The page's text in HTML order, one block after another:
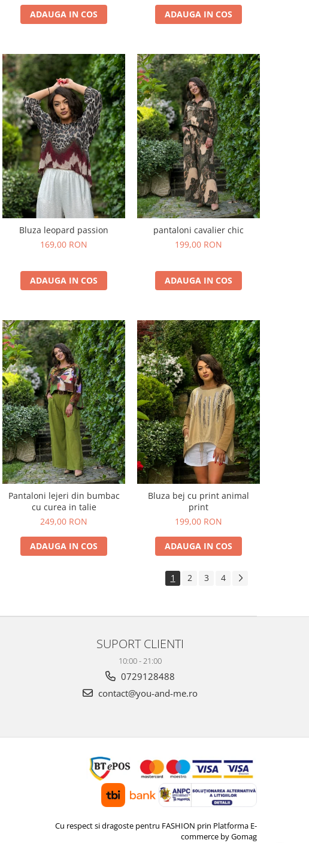
ADAUGA IN COS ADAUGA IN COS
Bluza leopard passion
169,00 RON
ADAUGA IN COS
pantaloni cavalier chic
199,00 RON
ADAUGA IN COS
Pantaloni lejeri din bumbac
cu curea in talie
249,00 RON
ADAUGA IN COS
Bluza bej cu print animal
print
199,00 RON
ADAUGA IN COS
1 2 3 4
SUPORT CLIENTI
10:00 - 21:00
0729128488
contact@you-and-me.ro
Cu respect si dragoste pentru FASHION prin Platforma E-
commerce by Gomag